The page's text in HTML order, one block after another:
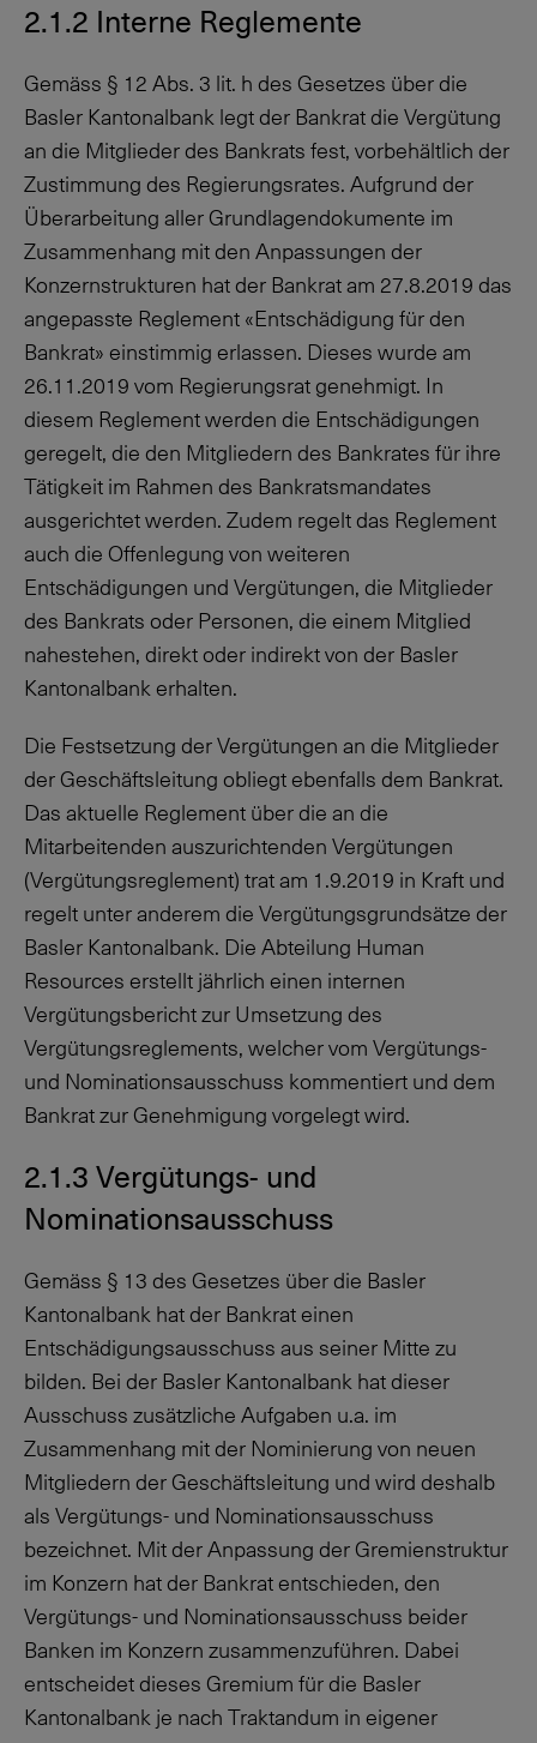
2.1.2 Interne Reglemente
Gemäss § 12 Abs. 3 lit. h des Gesetzes über die
Basler Kantonalbank legt der Bankrat die Vergütung
an die Mitglieder des Bankrats fest, vorbehältlich der
Zustimmung des Regierungsrates. Aufgrund der
Überarbeitung aller Grundlagendokumente im
Zusammenhang mit den Anpassungen der
Konzernstrukturen hat der Bankrat am 27.8.2019 das
angepasste Reglement «Entschädigung für den
Bankrat» einstimmig erlassen. Dieses wurde am
26.11.2019 vom Regierungsrat genehmigt. In
diesem Reglement werden die Entschädigungen
geregelt, die den Mitgliedern des Bankrates für ihre
Tätigkeit im Rahmen des Bankratsmandates
ausgerichtet werden. Zudem regelt das Reglement
auch die Offenlegung von weiteren
Entschädigungen und Vergütungen, die Mitglieder
des Bankrats oder Personen, die einem Mitglied
nahestehen, direkt oder indirekt von der Basler
Kantonalbank erhalten.
Die Festsetzung der Vergütungen an die Mitglieder
der Geschäftsleitung obliegt ebenfalls dem Bankrat.
Das aktuelle Reglement über die an die
Mitarbeitenden auszurichtenden Vergütungen
(Vergütungsreglement) trat am 1.9.2019 in Kraft und
regelt unter anderem die Vergütungsgrundsätze der
Basler Kantonalbank. Die Abteilung Human
Resources erstellt jährlich einen internen
Vergütungsbericht zur Umsetzung des
Vergütungsreglements, welcher vom Vergütungs-
und Nominationsausschuss kommentiert und dem
Bankrat zur Genehmigung vorgelegt wird.
2.1.3 Vergütungs- und
Nominationsausschuss
Gemäss § 13 des Gesetzes über die Basler
Kantonalbank hat der Bankrat einen
Entschädigungsausschuss aus seiner Mitte zu
bilden. Bei der Basler Kantonalbank hat dieser
Ausschuss zusätzliche Aufgaben u.a. im
Zusammenhang mit der Nominierung von neuen
Mitgliedern der Geschäftsleitung und wird deshalb
als Vergütungs- und Nominationsausschuss
bezeichnet. Mit der Anpassung der Gremienstruktur
im Konzern hat der Bankrat entschieden, den
Vergütungs- und Nominationsausschuss beider
Banken im Konzern zusammenzuführen. Dabei
entscheidet dieses Gremium für die Basler
Kantonalbank je nach Traktandum in eigener